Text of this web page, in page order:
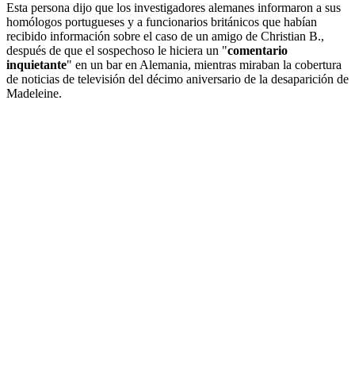
Esta persona dijo que los investigadores alemanes informaron a sus
homólogos portugueses y a funcionarios británicos que habían
recibido información sobre el caso de un amigo de Christian B.,
después de que el sospechoso le hiciera un "comentario
inquietante" en un bar en Alemania, mientras miraban la cobertura
de noticias de televisión del décimo aniversario de la desaparición de
Madeleine.